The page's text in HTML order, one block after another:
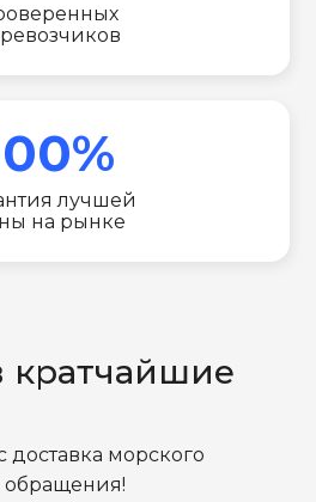
лучшей
на рынке
кратчайшие
доставка морского
обращения!